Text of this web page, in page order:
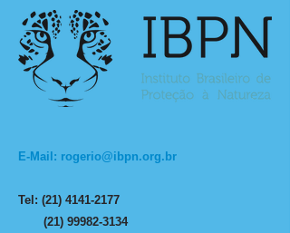
E-Mail: rogerio@ibpn.org.br
Tel: (21) 4141-2177
(21) 99982-3134